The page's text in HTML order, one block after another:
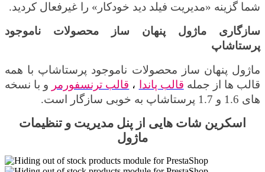
شما گزینه «مدیریت فیلد دید خودکار» را غیرفعال کردید.
سازگاری ماژول پنهان ساز محصولات ناموجود
پرستاشاپ
ماژول پنهان ساز محصولات ناموجود پرستاشاپ با همه
قالب ها از جمله قالب پاندا ، قالب ترنسفورمر و با نسخه
های 1.6 و 1.7 پرستاشاپ به خوبی سازگار است.
اسکرین شات هایی از پنل مدیریت و تنظیمات
ماژول